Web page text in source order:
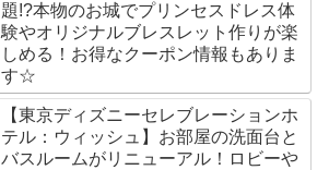
題!?本物のお城でプリンセスドレス体
験やオリジナルブレスレット作りが楽
しめる！お得なクーポン情報もありま
す☆
【東京ディズニーセレブレーションホ
テル：ウィッシュ】お部屋の洗面台と
バスルームがリニューアル！ロビーや